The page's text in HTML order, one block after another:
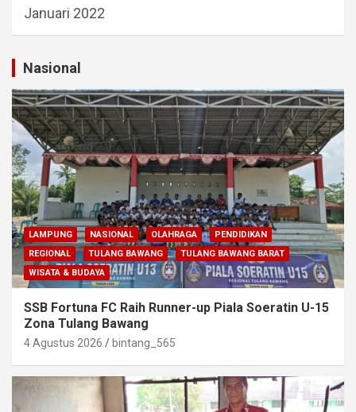
Januari 2022
Nasional
LAMPUNG NASIONAL OLAHRAGA
PENDIDIKAN
REGIONAL
TULANG BAWANG
TULANG BAWANG BARAT
WISATA & BUDAYA
SSB Fortuna FC Raih Runner-up Piala Soeratin U-15
Zona Tulang Bawang
4 Agustus 2026 bintang_565